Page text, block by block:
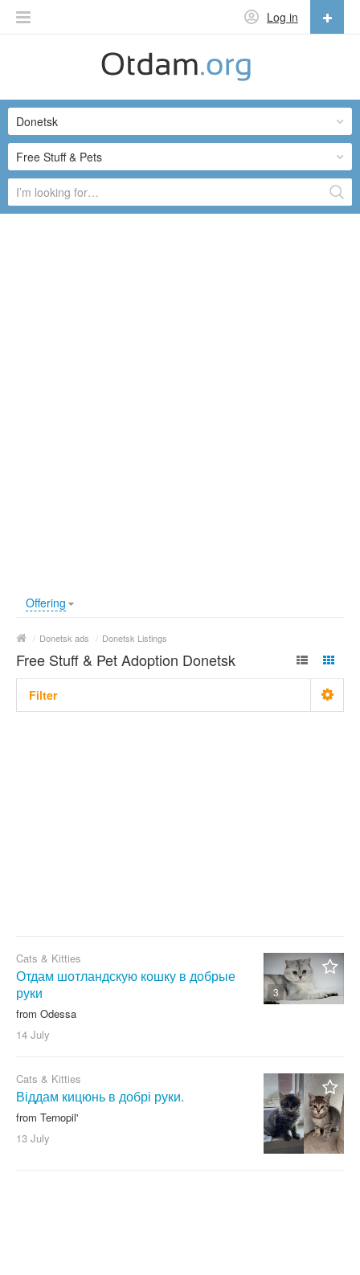
Log in
English
Русский
Українська
Free Stuff & Pets
Donetsk
Offering
/ Donetsk ads / Donetsk Listings
Free Stuff & Pet Adoption Donetsk
Filter
3
Cats & Kitties
Отдам шотландскую кошку в добрые
руки
from Odessa
14 July
Cats & Kitties
Віддам кицюнь в добрі руки.
from Ternopil'
13 July